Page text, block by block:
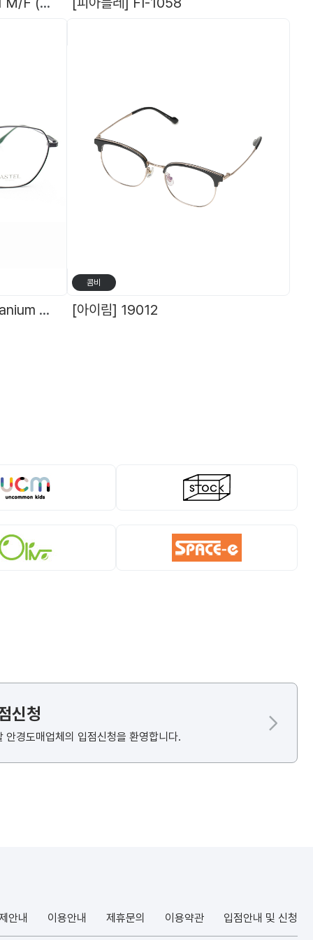
[아스텔] ASTEL 9042 Titanium 라운드스퀘어 아스텔 안경 티타늄 안경테
콤비
[아이림] 19012
신청
안경도매업체의 입점신청을 환영합니다.
안내 이용안내 제휴문의 이용약관 입점안내 및 신청